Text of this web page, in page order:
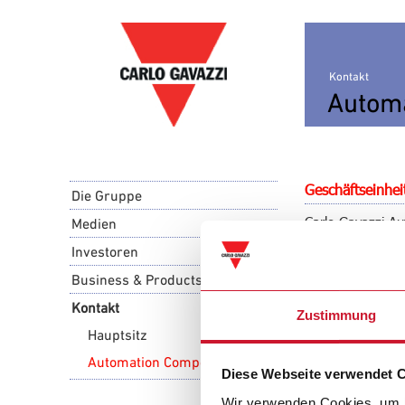
Zustimmung
Diese Webseite verwendet
Die Gruppe
Medien
Investoren
Business & Products
Kontakt
Hauptsitz
Automation Components
Kontakt
Carlo Gavazzi
Carlo Gavazzi
via Milano 13
Tel. +39 02 931
Tel. +39 02 931